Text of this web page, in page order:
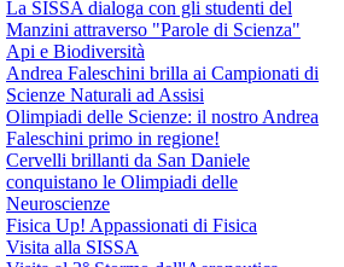
La SISSA dialoga con gli studenti del
Manzini attraverso "Parole di Scienza"
Api e Biodiversità
Andrea Faleschini brilla ai Campionati di
Scienze Naturali ad Assisi
Olimpiadi delle Scienze: il nostro Andrea
Faleschini primo in regione!
Cervelli brillanti da San Daniele
conquistano le Olimpiadi delle
Neuroscienze
Fisica Up! Appassionati di Fisica
Visita alla SISSA